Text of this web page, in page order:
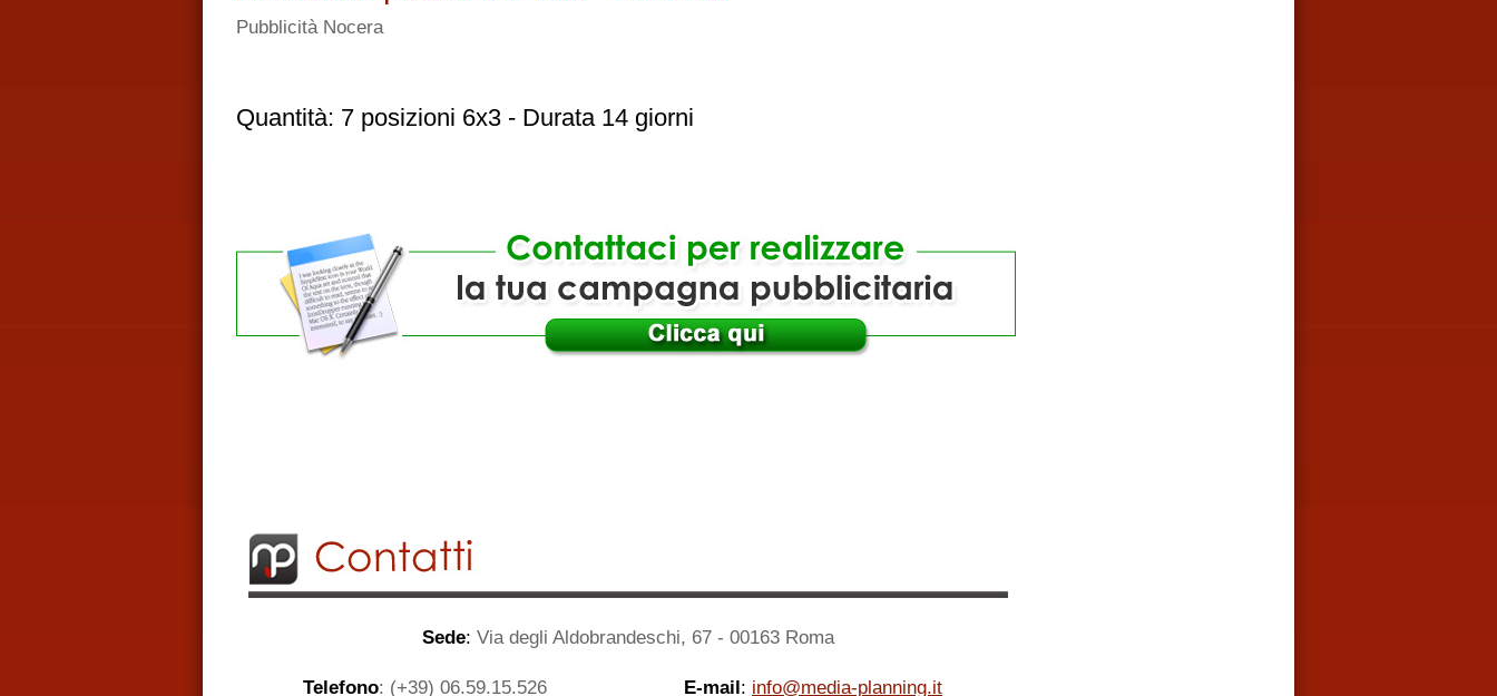
Pubblicità Nocera
Quantità: 7 posizioni 6x3 - Durata 14 giorni
Sede: Via degli Aldobrandeschi, 67 - 00163 Roma
Telefono: (+39) 06.59.15.526 E-mail: info@media-planning.it